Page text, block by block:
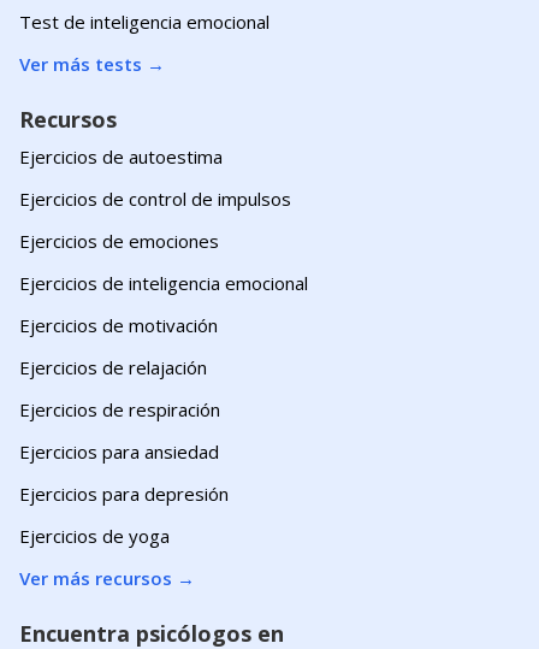
Test de inteligencia emocional
Ver más tests →
Recursos
Ejercicios de autoestima
Ejercicios de control de impulsos
Ejercicios de emociones
Ejercicios de inteligencia emocional
Ejercicios de motivación
Ejercicios de relajación
Ejercicios de respiración
Ejercicios para ansiedad
Ejercicios para depresión
Ejercicios de yoga
Ver más recursos →
Encuentra psicólogos en